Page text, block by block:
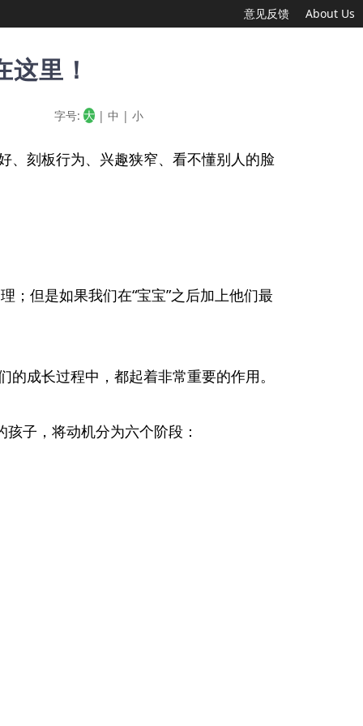
意见反馈 About Us
里！
字号: 大 | 中 | 小
、刻板行为、兴趣狭窄、看不懂别人的脸
；但是如果我们在“宝宝”之后加上他们最
成长过程中，都起着非常重要的作用。
子，将动机分为六个阶段：